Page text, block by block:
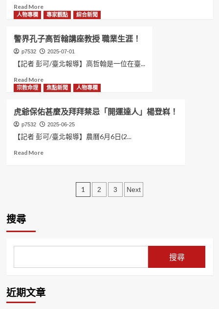
何
財
更
重
要」
省
人
遭
長
年
在
陸
商！
花
藍
營
起
底
抗
Read MoreRead
more
陳
凱
倫
的
命
日
篇
我
看
見
寶
光
前
膏
人物專欄 專家觀點 綜合新聞
警界孔子高哲翰講座教授 職業生涯！
p7532 2025-07-01
【記者 彭可/臺北報導】高哲翰是一位在臺...
Read MoreRead
more
警
界
孔
子
哲
宗教命理 焦點新聞 人物專欄
虎爺保佑甚麼及拜拜禁忌「開運達人」楊登嵙！
p7532 2025-06-25
【記者 彭可/臺北報導】農曆6月6日(2...
Read MoreRead
拜
運
文
1 2 3 Next
搜尋
搜尋
近期文章